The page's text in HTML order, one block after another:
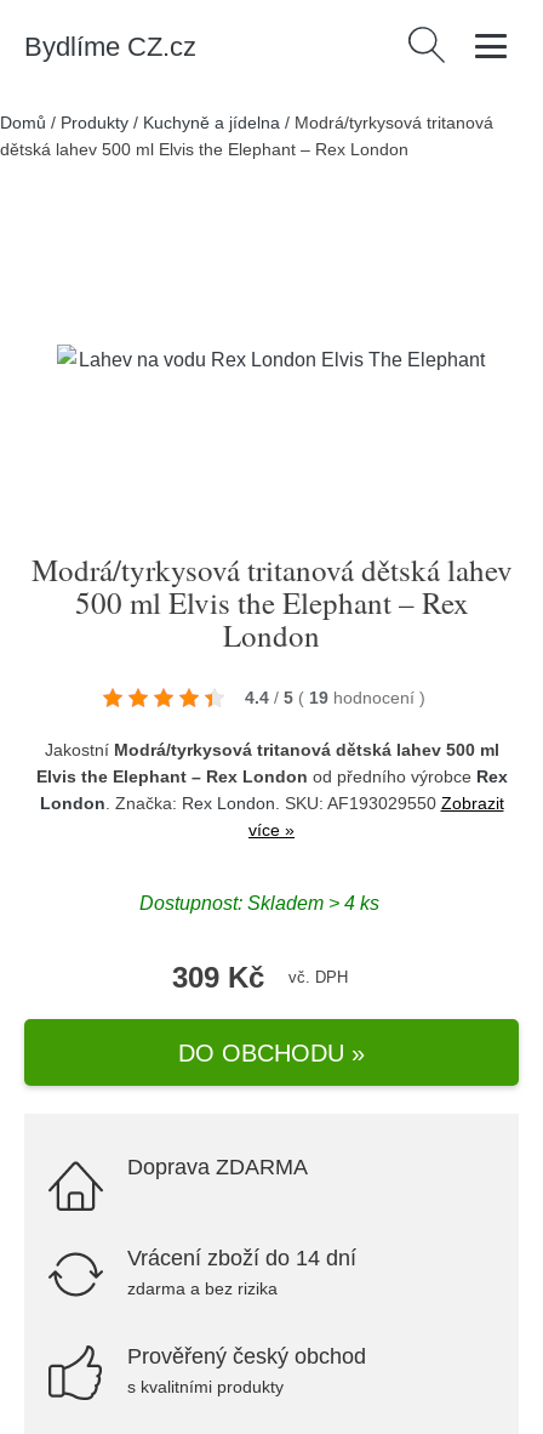
Bydlíme CZ.cz Vyhledávání
Domů / Produkty / Kuchyně a jídelna / Modrá/tyrkysová tritanová
dětská lahev 500 ml Elvis the Elephant – Rex London
Modrá/tyrkysová tritanová dětská lahev
500 ml Elvis the Elephant – Rex
London
4.4 / 5 ( 19 hodnocení )
Jakostní Modrá/tyrkysová tritanová dětská lahev 500 ml
Elvis the Elephant – Rex London od předního výrobce Rex
London . Značka: Rex London . SKU: AF193029550 Zobrazit
více »
Dostupnost: Skladem > 4 ks
309 Kč vč. DPH
DO OBCHODU »
Doprava ZDARMA
Vrácení zboží do 14 dní
zdarma a bez rizika
Prověřený český obchod
s kvalitními produkty